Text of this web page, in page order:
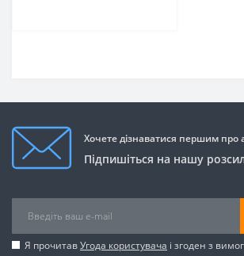
Хочете дізнаватися першим про
Підпишіться на нашу
Я прочитавУгода користувача і згоден з